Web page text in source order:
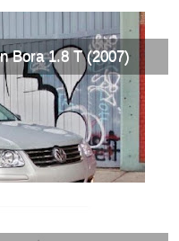
Bora 1.8 T (2007)